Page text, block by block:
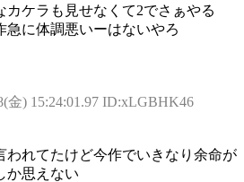
カケラも見せなくて2でさぁやる
急に体調悪いーはないやろ
金) 15:24:01.97 ID:xLGBHK46
われてたけど今作でいきなり余命が
か思えない